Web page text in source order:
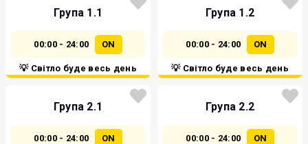
Група 1.1
00:00 - 24:00 ON
💡 Світло буде весь день
Група 1.2
00:00 - 24:00 ON
💡 Світло буде весь день
Група 2.1
00:00 - 24:00 ON
Група 2.2
00:00 - 24:00 ON